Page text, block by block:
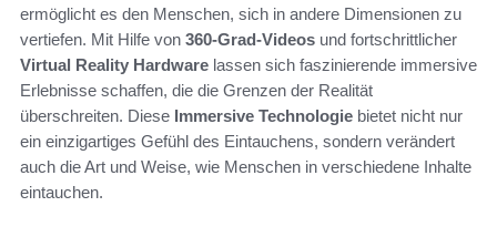
ermöglicht es den Menschen, sich in andere Dimensionen zu
vertiefen. Mit Hilfe von 360-Grad-Videos und fortschrittlicher
Virtual Reality Hardware lassen sich faszinierende immersive
Erlebnisse schaffen, die die Grenzen der Realität
überschreiten. Diese Immersive Technologie bietet nicht nur
ein einzigartiges Gefühl des Eintauchens, sondern verändert
auch die Art und Weise, wie Menschen in verschiedene Inhalte
eintauchen.